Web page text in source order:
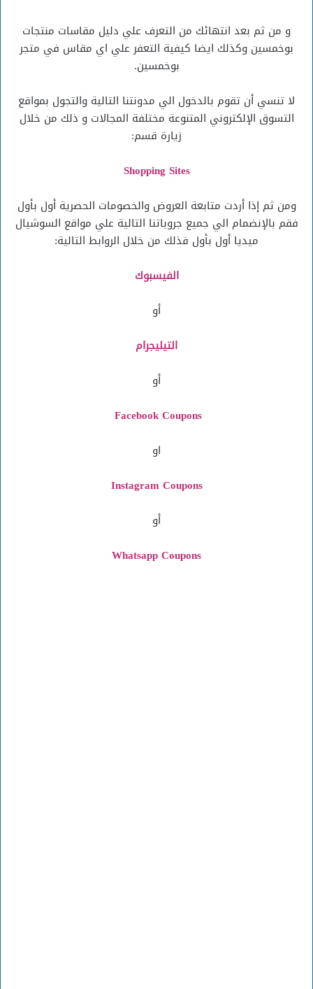
و من ثم بعد انتهائك من التعرف علي دليل مقاسات منتجات
بوخمسين وكذلك ايضا كيفية التعفر علي اي مقاس في متجر
بوخمسين.
لا تنسي أن تقوم بالدخول الي مدونتنا التالية والتجول بمواقع
التسوق الإلكتروني المتنوعة مختلفة المجالات و ذلك من خلال
زيارة قسم:
Shopping Sites
ومن ثم إذا أردت متابعة العروض والخصومات الحصرية أول بأول
فقم بالإنضمام الي جميع جروباتنا التالية علي مواقع السوشيال
ميديا أول بأول فذلك من خلال الروابط التالية:
الفيسبوك
أو
التيليجرام
أو
Facebook Coupons
او
Coupons
Instagram
أو
Whatsapp Coupons